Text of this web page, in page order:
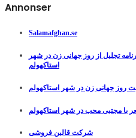
Annonser
Salamafghan.se
تجلیل از روز جهانی زن در شهر
استاکهولم
روز جهانی زن در شهر استاکهولم
مجتبی محب در شهر استاکهولم
شرکت قالین فروشی